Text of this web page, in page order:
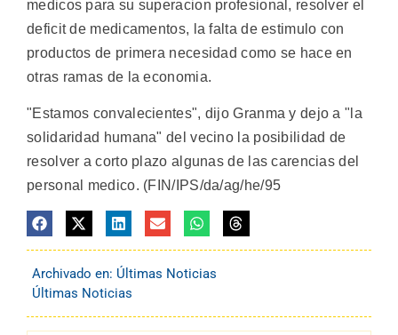
medicos para su superacion profesional, resolver el
deficit de medicamentos, la falta de estimulo con
productos de primera necesidad como se hace en
otras ramas de la economia.
"Estamos convalecientes", dijo Granma y dejo a "la
solidaridad humana" del vecino la posibilidad de
resolver a corto plazo algunas de las carencias del
personal medico. (FIN/IPS/da/ag/he/95
Archivado en: Últimas Noticias
Últimas Noticias